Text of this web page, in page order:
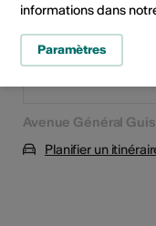
Avenue Général
Planifier un
informations dans
Paramètres